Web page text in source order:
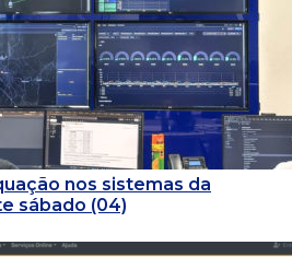
nos sistemas da
sábado (04)